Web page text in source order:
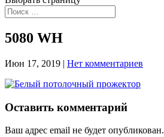
5080 WH
Июн 17, 2019 | Нет комментариев
Оставить комментарий
Ваш адрес email не будет опубликован.